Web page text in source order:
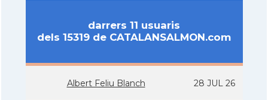
darrers 11 usuaris
dels 15319 de CATALANSALMON.com
Albert Feliu Blanch 28 JUL 26